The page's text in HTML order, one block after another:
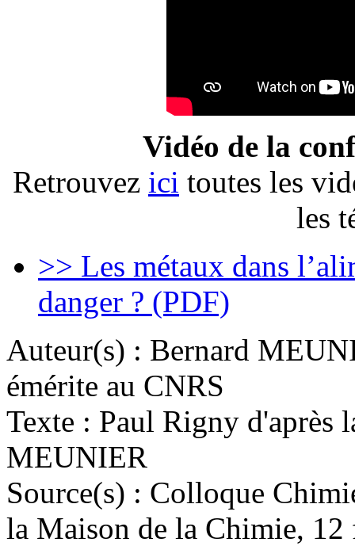
Vidéo de la
Retrouvez ici toutes les
les
>> Les métaux dans
danger ? (PDF)
Auteur(s) : Bernard
émérite au CNRS
Texte : Paul Rigny d'après
MEUNIER
Source(s) : Colloque
la Maison de la Chimie,